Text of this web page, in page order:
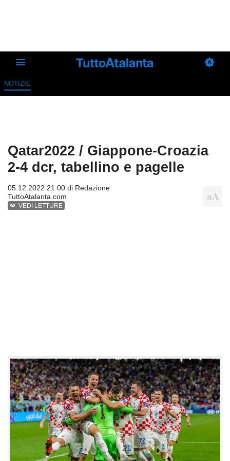
NOTIZIE
Qatar2022 / Giappone-Croazia
2-4 dcr, tabellino e pagelle
05.12.2022 21:00 di Redazione
TuttoAtalanta.com
VEDI LETTURE